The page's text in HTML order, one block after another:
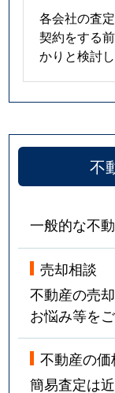
各会社の査
契約をする
かりと検討し
不
一般的な不
売却相談
不動産の売
お悩み等を
不動産の
簡易査定は